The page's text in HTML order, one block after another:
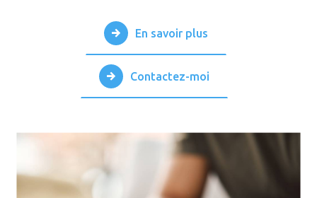
En savoir plus
Contactez-moi